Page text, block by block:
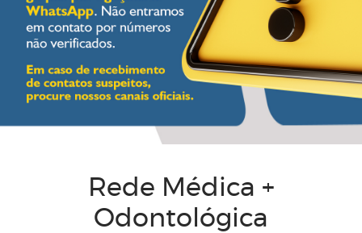
Rede Médica +
Odontológica